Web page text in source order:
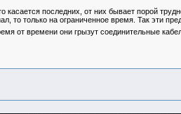
последних, от них бывает порой
то только на ограниченное время. Так эти
от времени они грызут соединительные